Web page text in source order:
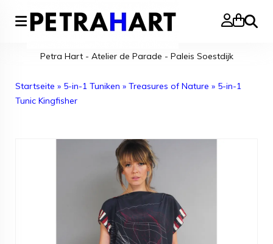
Suche
Petra Hart - Atelier de Parade - Paleis Soestdijk
Startseite » 5-in-1 Tuniken » Treasures of Nature » 5-in-1
Tunic Kingfisher